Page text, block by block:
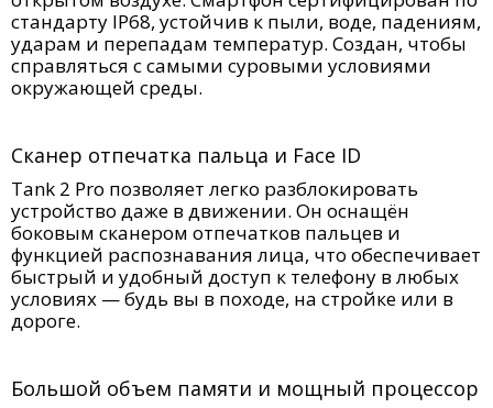
стандарту IP68, устойчив к пыли, воде, падениям,
ударам и перепадам температур. Создан, чтобы
справляться с самыми суровыми условиями
окружающей среды.
Сканер отпечатка пальца и Face ID
Tank 2 Pro позволяет легко разблокировать
устройство даже в движении. Он оснащён
боковым сканером отпечатков пальцев и
функцией распознавания лица, что обеспечивает
быстрый и удобный доступ к телефону в любых
условиях — будь вы в походе, на стройке или в
дороге.
Большой объем памяти и мощный процессор